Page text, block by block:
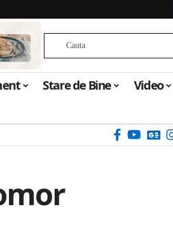
Stare de Bine
Video